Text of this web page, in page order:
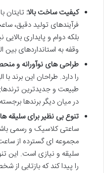
کیفیت ساخت بالا: تایتان
فرآیندهای تولید دقیق،
بلکه دوام و پایداری
وقفه به استانداردهای بین
طراحی های نوآورانه و
را دارد. طراحان این برند
طبیعت و جدیدترین
در میان دیگر برندها
تنوع بی نظیر برای سلیقه
ساعتی کلاسیک و رسمی
مجموعه ای گسترده از
سلیقه و نیازی است. این
را پیدا کند که بازتابی